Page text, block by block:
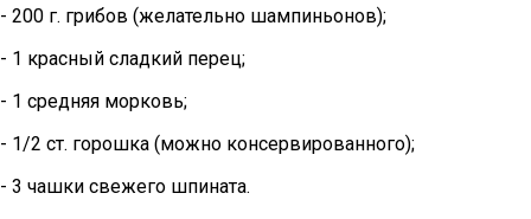
- 200 г. грибов (желательно шампиньонов);
- 1 красный сладкий перец;
- 1 средняя морковь;
- 1/2 ст. горошка (можно консервированного);
- 3 чашки свежего шпината.